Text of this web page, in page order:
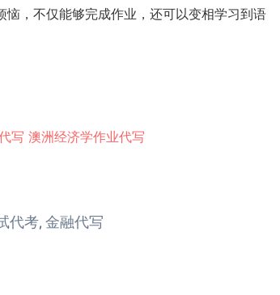
恼，不仅能够完成作业，还可以变相学习到语
写 澳洲经济学作业代写
代考, 金融代写